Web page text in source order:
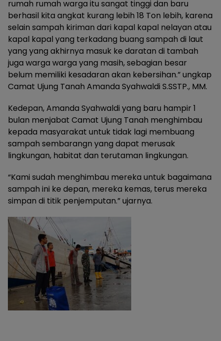
rumah rumah warga itu sangat tinggi dan baru
berhasil kita angkat kurang lebih 18 Ton lebih, karena
selain sampah kiriman dari kapal kapal nelayan atau
kapal kapal yang terkadang buang sampah di laut
yang yang akhirnya masuk ke daratan di tambah
juga warga warga yang masih, sebagian besar
belum memiliki kesadaran akan kebersihan.” ungkap
Camat Ujung Tanah Amanda Syahwaldi S.SSTP., MM.
Kedepan, Amanda Syahwaldi yang baru hampir 1
bulan menjabat Camat Ujung Tanah menghimbau
kepada masyarakat untuk tidak lagi membuang
sampah sembarangn yang dapat merusak
lingkungan, habitat dan terutaman lingkungan.
“Kami sudah menghimbau mereka untuk bagaimana
sampah ini ke depan, mereka kemas, terus mereka
simpan di titik penjemputan.” ujarnya.